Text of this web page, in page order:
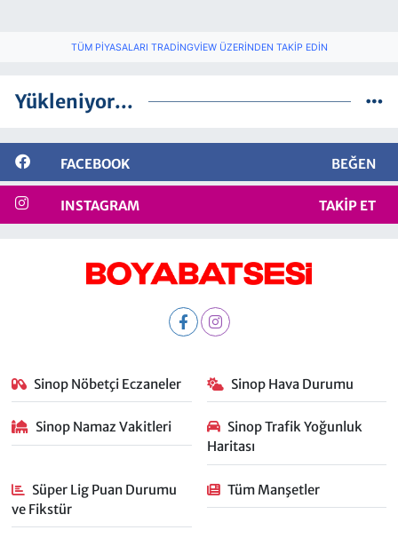
TÜM PIYASALARI TRADINGVIEW ÜZERINDEN TAKIP EDIN
Yükleniyor...
FACEBOOK BEĞEN
INSTAGRAM TAKIP ET
Sinop Nöbetçi Eczaneler Sinop Hava Durumu
Sinop Namaz Vakitleri
Sinop Trafik Yoğunluk
Haritası
Süper Lig Puan Durumu
ve Fikstür
Tüm Manşetler